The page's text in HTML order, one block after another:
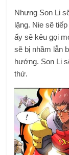
Nhưng Son Li
lặng. Nie sẽ
ấy sẽ kêu gọi
sẽ bị nhầm lẫn
hướng. Son Li
thứ.